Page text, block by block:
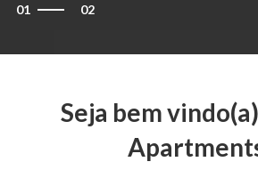
01 02
Seja bem